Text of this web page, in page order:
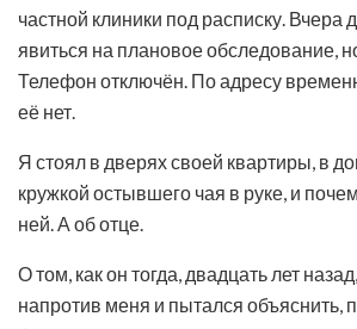
частной клиники под расписку. Вчера
явиться на плановое обследование,
Телефон отключён. По адресу
её нет.
Я стоял в дверях своей квартиры, в
кружкой остывшего чая в руке, и
ней. А об отце.
О том, как он тогда, двадцать лет
напротив меня и пытался объяснить,